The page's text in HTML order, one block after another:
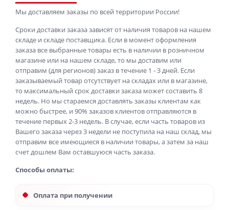
Мы доставляем заказы по всей территории России!
Сроки доставки заказа зависят от наличия товаров на нашем
складе и складе поставщика. Если в момент оформления
заказа все выбранные товары есть в наличии в розничном
магазине или на нашем складе, то мы доставим или
отправим (для регионов) заказ в течение 1 - 3 дней. Если
заказываемый товар отсутствует на складах или в магазине,
то максимальный срок доставки заказа может составить 8
недель. Но мы стараемся доставлять заказы клиентам как
можно быстрее, и 90% заказов клиентов отправляются в
течение первых 2-3 недель. В случае, если часть товаров из
Вашего заказа через 3 недели не поступила на наш склад, мы
отправим все имеющиеся в наличии товары, а затем за наш
счет дошлем Вам оставшуюся часть заказа.
Способы оплаты:
Оплата при получении